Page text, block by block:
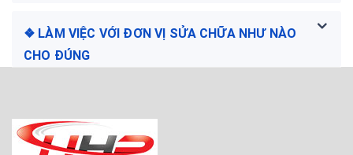
❖ LÀM VIỆC VỚI ĐƠN VỊ SỬA CHỮA NHƯ NÀO
CHO ĐÚNG